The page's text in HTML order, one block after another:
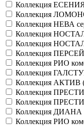
Коллекция
Коллекция
Коллекция НЕВА
Коллекция
Коллекция
Коллекция
Коллекция РИО
Коллекция
Коллекция АКТИВ
Коллекция
Коллекция
Коллекция ДИАНА
Коллекция РИО